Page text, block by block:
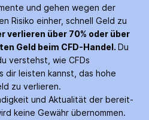
und gehen wegen der
Risiko einher, schnell Geld zu
verlieren über 70% oder über
Geld beim CFD-Handel. Du
verstehst, wie CFDs
dir leisten kannst, das hohe
zu verlieren.
und Aktualität der bereit­
keine Gewähr über­nommen.